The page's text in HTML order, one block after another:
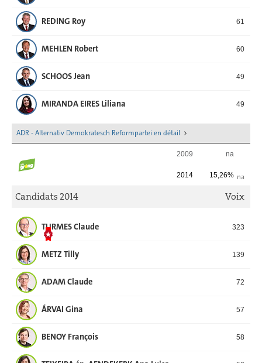
REDING Roy 61
MEHLEN Robert 60
SCHOOS Jean 49
MIRANDA EIRES Liliana 49
ADR - Alternativ Demokratesch Reformpartei en détail
2009 na
na
2014 15,26%
Candidats 2014 Voix
TURMES Claude 323
METZ Tilly 139
ADAM Claude 72
ÁRVAI Gina 57
BENOY François 58